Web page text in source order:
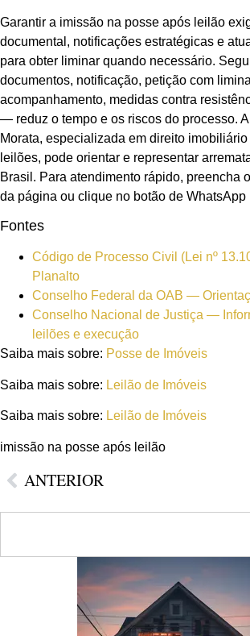
Garantir a imissão na posse após leilão
documental, notificações estratégicas e
para obter liminar quando necessário.
documentos, notificação, petição com
acompanhamento, medidas contra
— reduz o tempo e os riscos do processo.
Morata, especializada em direito
leilões, pode orientar e representar
Brasil. Para atendimento rápido, preencha
da página ou clique no botão de WhatsApp
Fontes
Código de Processo Civil (Lei nº
Planalto
Conselho Federal da OAB —
Conselho Nacional de Justiça —
leilões e execução
Saiba mais sobre: Posse de Imóveis
Saiba mais sobre: Leilão de Imóveis
Saiba mais sobre: Leilão de Imóveis
imissão na posse após leilão
ANTERIOR